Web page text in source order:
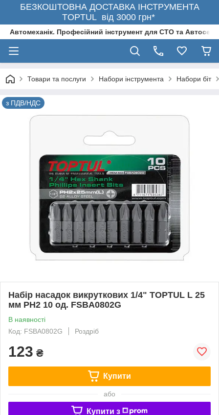
БЕЗКОШТОВНА ДОСТАВКА ІНСТРУМЕНТА
TOPTUL від 3000 грн*
Автомеханік. Професійний інструмент для СТО та
Товари та послуги Набори інструмента Набори біт
з ПДВ/НДС
Набір насадок викруткових 1/4" TOPTUL L 25
мм PH2 10 од. FSBA0802G
В наявності
Код: FSBA0802G
Роздріб
123 ₴
Купити
або
Купити з